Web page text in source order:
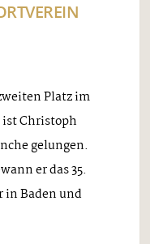
Platz im
Christoph
gelungen.
er das 35.
in Baden und